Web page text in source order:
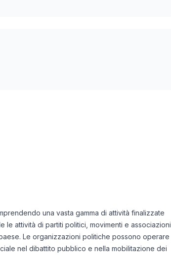
una vasta gamma di attività finalizzate
attività di partiti politici, movimenti e associazioni
Le organizzazioni politiche possono operare
nel dibattito pubblico e nella mobilitazione dei